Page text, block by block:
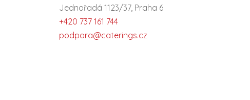
Jednořadá 1123/37, Praha 6
+420 737 161 744
podpora@caterings.cz